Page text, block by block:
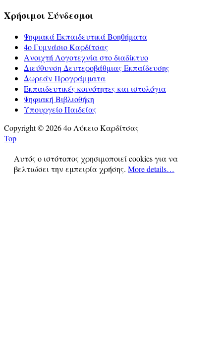
Χρήσιμοι Σύνδεσμοι
Ψηφιακά Εκπαιδευτικά Βοηθήματα
4ο Γυμνάσιο Καρδίτσας
Ανοιχτή Λογοτεχνία στο διαδίκτυο
Διεύθυνση Δευτεροβάθμιας Εκπαίδευσης
Δωρεάν Προγράμματα
Εκπαιδευτικές κοινότητες και ιστολόγια
Ψηφιακή Βιβλιοθήκη
Υπουργείο Παιδείας
Copyright © 2026 4ο Λύκειο Καρδίτσας
Top
Αυτός ο ιστότοπος χρησιμοποιεί cookies για να
βελτιώσει την εμπειρία χρήσης. More details…